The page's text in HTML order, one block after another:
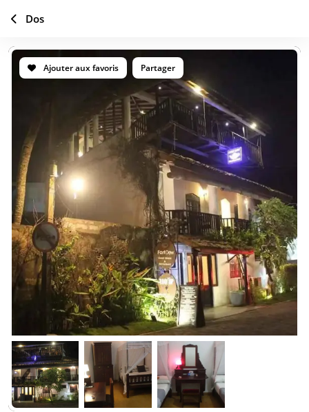
Ajouter aux favoris Partager
Dos